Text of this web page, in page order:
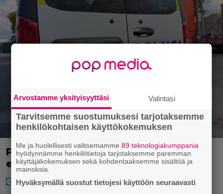
Poliisilla surullinen ilta Kuopiossa
eilen
Arvostamme yksityisyyttäsi Valintasi
Tarvitsemme suostumuksesi tarjotaksemme
henkilökohtaisen käyttökokemuksen
Me ja huolellisesti valitsemamme89 teknologiakumppania
hyödynnämme henkilötietoja tarjotaksemme paremman
käyttäjäkokemuksen sekä kohdentaaksemme sisältöä ja
mainoksia.
Hyväksymällä suostut tietojesi käyttöön seuraavasti